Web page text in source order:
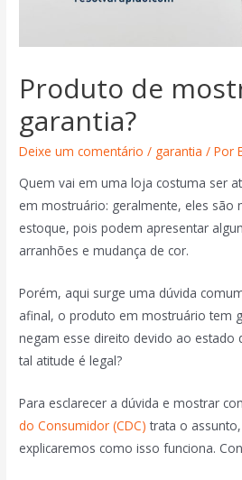
Produto de
garantia?
Deixe um comentário / garantia / Por
Quem vai em uma loja costuma ser
em mostruário: geralmente, eles são
estoque, pois podem apresentar
arranhões e mudança de cor.
Porém, aqui surge uma dúvida
afinal, o produto em mostruário tem
negam esse direito devido ao estado
tal atitude é legal?
Para esclarecer a dúvida e mostrar
do Consumidor (CDC) trata o
explicaremos como isso funciona.